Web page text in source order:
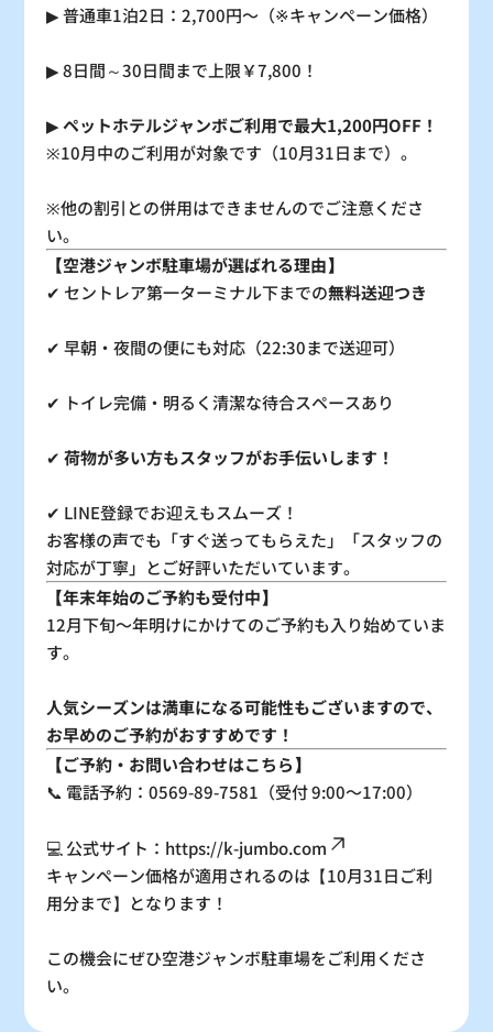
：シーズン料金 〇 ：空車
：残り僅か ×：満車
▶ 普通車1泊2日：2,700円〜（※キャンペーン価格）
▶ 8日間～30日間まで上限￥7,800！
▶ペットホテルジャンボご利用で最大1,200円OFF！
※10月中のご利用が対象です（10月31日まで）。
※他の割引との併用はできませんのでご注意くださ
い。
【空港ジャンボ駐車場が選ばれる理由】
✔ セントレア第一ターミナル下までの無料送迎つき
✔ 早朝・夜間の便にも対応（22:30まで送迎可）
✔ トイレ完備・明るく清潔な待合スペースあり
✔荷物が多い方もスタッフがお手伝いします！
✔ LINE登録でお迎えもスムーズ！
お客様の声でも「すぐ送ってもらえた」「スタッフの
対応が丁寧」とご好評いただいています。
【年末年始のご予約も受付中】
12月下旬〜年明けにかけてのご予約も入り始めていま
す。
人気シーズンは満車になる可能性もございますので、
お早めのご予約がおすすめです！
【ご予約・お問い合わせはこちら】
📞 電話予約：0569-89-7581（受付 9:00〜17:00）
💻 公式サイト： https://k-jumbo.com
キャンペーン価格が適用されるのは【10月31日ご利
用分まで】となります！
この機会にぜひ空港ジャンボ駐車場をご利用くださ
い。